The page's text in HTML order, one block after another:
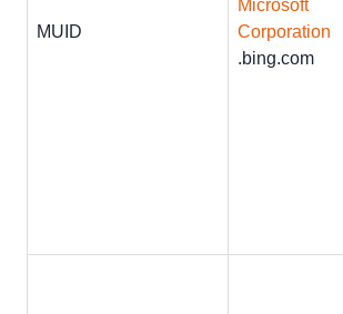
MUID
Microsoft
Corporation
.bing.com